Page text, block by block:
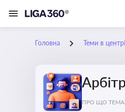
Головна Теми в
ПРО ЩО ТЕМА: